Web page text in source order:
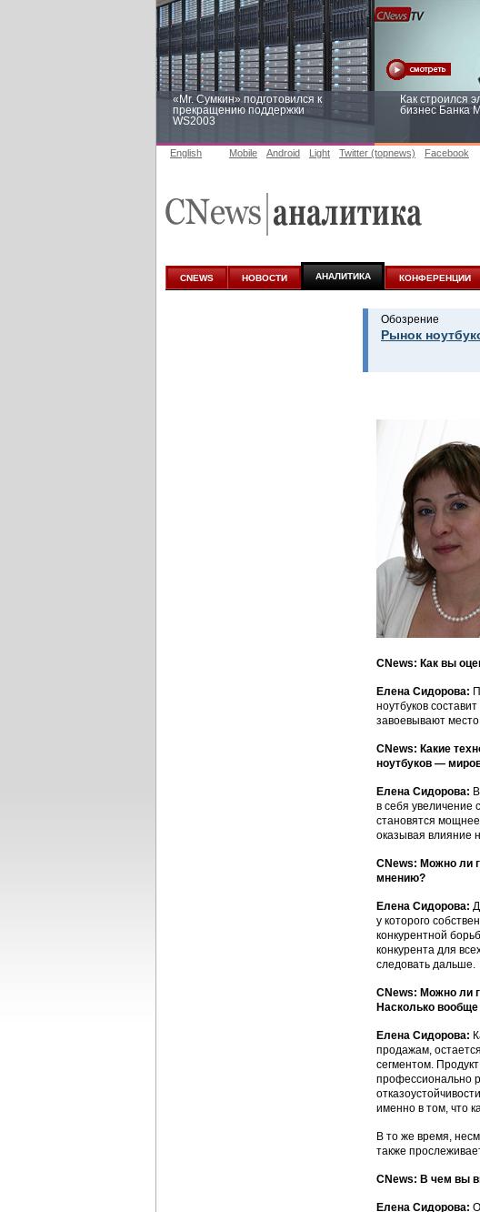
«Mr. Сумкин» подготовился к
прекращению поддержки
WS2003
Как строился
бизнес Банка
аналитике
English Mobile Android Light Twitter (topnews) Facebook
CNEWS НОВОСТИ АНАЛИТИКА КОНФЕРЕНЦИИ
Обозрение
Рынок
CNews: Как вы
Елена Сидорова:
ноутбуков
завоевывают
CNews: Какие
ноутбуков —
Елена Сидорова:
в себя увеличение
становятся
оказывая влияние
CNews: Можно ли
мнению?
Елена Сидорова:
у которого
конкурентной
конкурента для
следовать дальше.
CNews: Можно ли
Насколько
Елена Сидорова:
продажам,
сегментом.
профессионально
именно в том, что
В то же время,
также
CNews: В чем вы
Елена Сидорова: